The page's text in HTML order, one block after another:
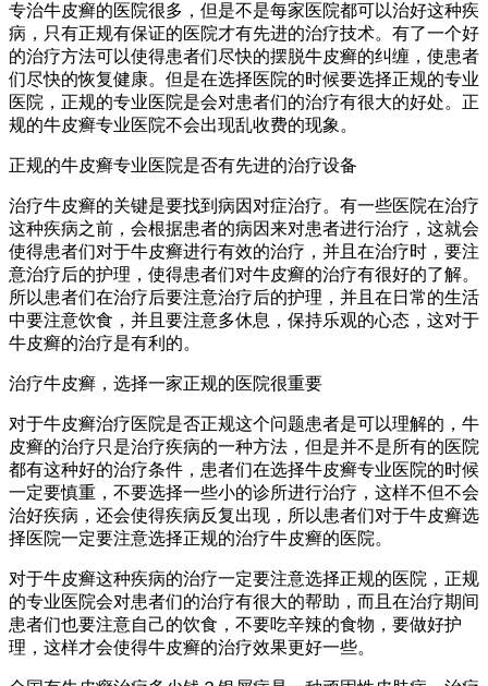
专治牛皮癣的医院很多，但是不是每家医院都可以治好这种疾
病，只有正规有保证的医院才有先进的治疗技术。有了一个好
的治疗方法可以使得患者们尽快的摆脱牛皮癣的纠缠，使患者
们尽快的恢复健康。但是在选择医院的时候要选择正规的专业
医院，正规的专业医院是会对患者们的治疗有很大的好处。正
规的牛皮癣专业医院不会出现乱收费的现象。
正规的牛皮癣专业医院是否有先进的治疗设备
治疗牛皮癣的关键是要找到病因对症治疗。有一些医院在治疗
这种疾病之前，会根据患者的病因来对患者进行治疗，这就会
使得患者们对于牛皮癣进行有效的治疗，并且在治疗时，要注
意治疗后的护理，使得患者们对牛皮癣的治疗有很好的了解。
所以患者们在治疗后要注意治疗后的护理，并且在日常的生活
中要注意饮食，并且要注意多休息，保持乐观的心态，这对于
牛皮癣的治疗是有利的。
治疗牛皮癣，选择一家正规的医院很重要
对于牛皮癣治疗医院是否正规这个问题患者是可以理解的，牛
皮癣的治疗只是治疗疾病的一种方法，但是并不是所有的医院
都有这种好的治疗条件，患者们在选择牛皮癣专业医院的时候
一定要慎重，不要选择一些小的诊所进行治疗，这样不但不会
治好疾病，还会使得疾病反复出现，所以患者们对于牛皮癣选
择医院一定要注意选择正规的治疗牛皮癣的医院。
对于牛皮癣这种疾病的治疗一定要注意选择正规的医院，正规
的专业医院会对患者们的治疗有很大的帮助，而且在治疗期间
患者们也要注意自己的饮食，不要吃辛辣的食物，要做好护
理，这样才会使得牛皮癣的治疗效果更好一些。